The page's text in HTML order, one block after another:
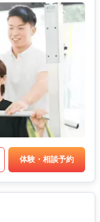
体験・相談予約